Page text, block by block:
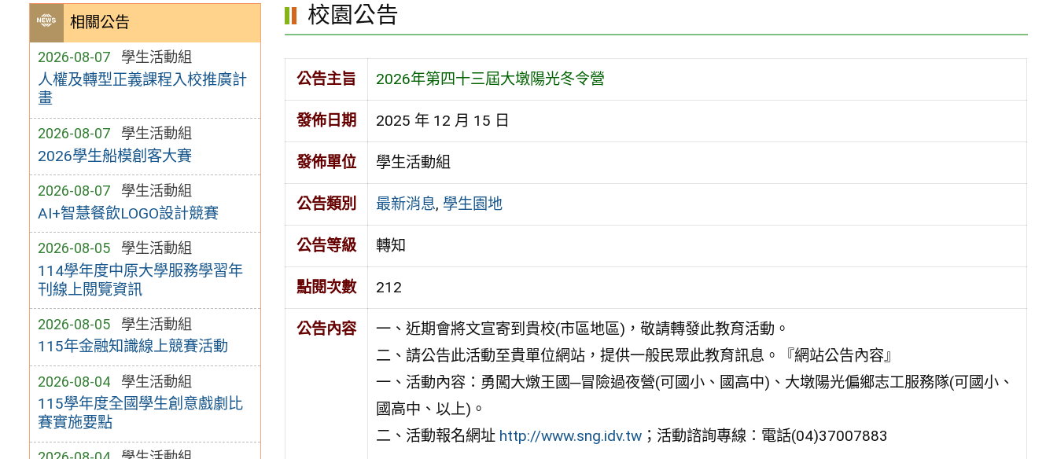
相關公告
2026-08-07 學生活動組
人權及轉型正義課程入校推廣計
畫
2026-08-07 學生活動組
2026學生船模創客大賽
2026-08-07 學生活動組
AI+智慧餐飲LOGO設計競賽
2026-08-05 學生活動組
114學年度中原大學服務學習年
刊線上閱覽資訊
2026-08-05 學生活動組
115年金融知識線上競賽活動
2026-08-04 學生活動組
115學年度全國學生創意戲劇比
賽實施要點
校園公告
公告主旨 2026年第四十三屆大墩陽光冬令營
發佈日期 2025 年 12 月 15 日
發佈單位 學生活動組
公告類別 最新消息, 學生園地
公告等級 轉知
點閱次數 212
公告內容
一、近期會將文宣寄到貴校(市區地區)，敬請轉發此教育活動。
二、請公告此活動至貴單位網站，提供一般民眾此教育訊息。『網站公告內容』
一、活動內容：勇闖大燉王國─冒險過夜營(可國小、國高中)、大墩陽光偏鄉志工服務隊(可國小、
國高中、以上)。
二、活動報名網址 http://www.sng.idv.tw；活動諮詢專線：電話(04)37007883